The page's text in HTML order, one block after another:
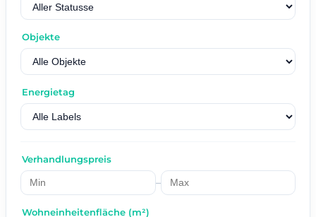
Objekte
Energietag
Verhandlungspreis
–
Wohneinheitenfläche (m²)